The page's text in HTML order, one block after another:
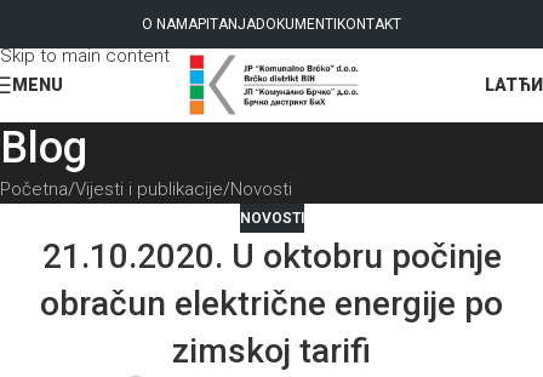
Skip to navigation
Skip to main content
O NAMAPITANJADOKUMENTI KONTAKT
MENU LAT
Blog
Početna Vijesti i publikacije Novosti
NOVOSTI
21.10.2020. U oktobru počinje
obračun električne energije po
zimskoj tarifi